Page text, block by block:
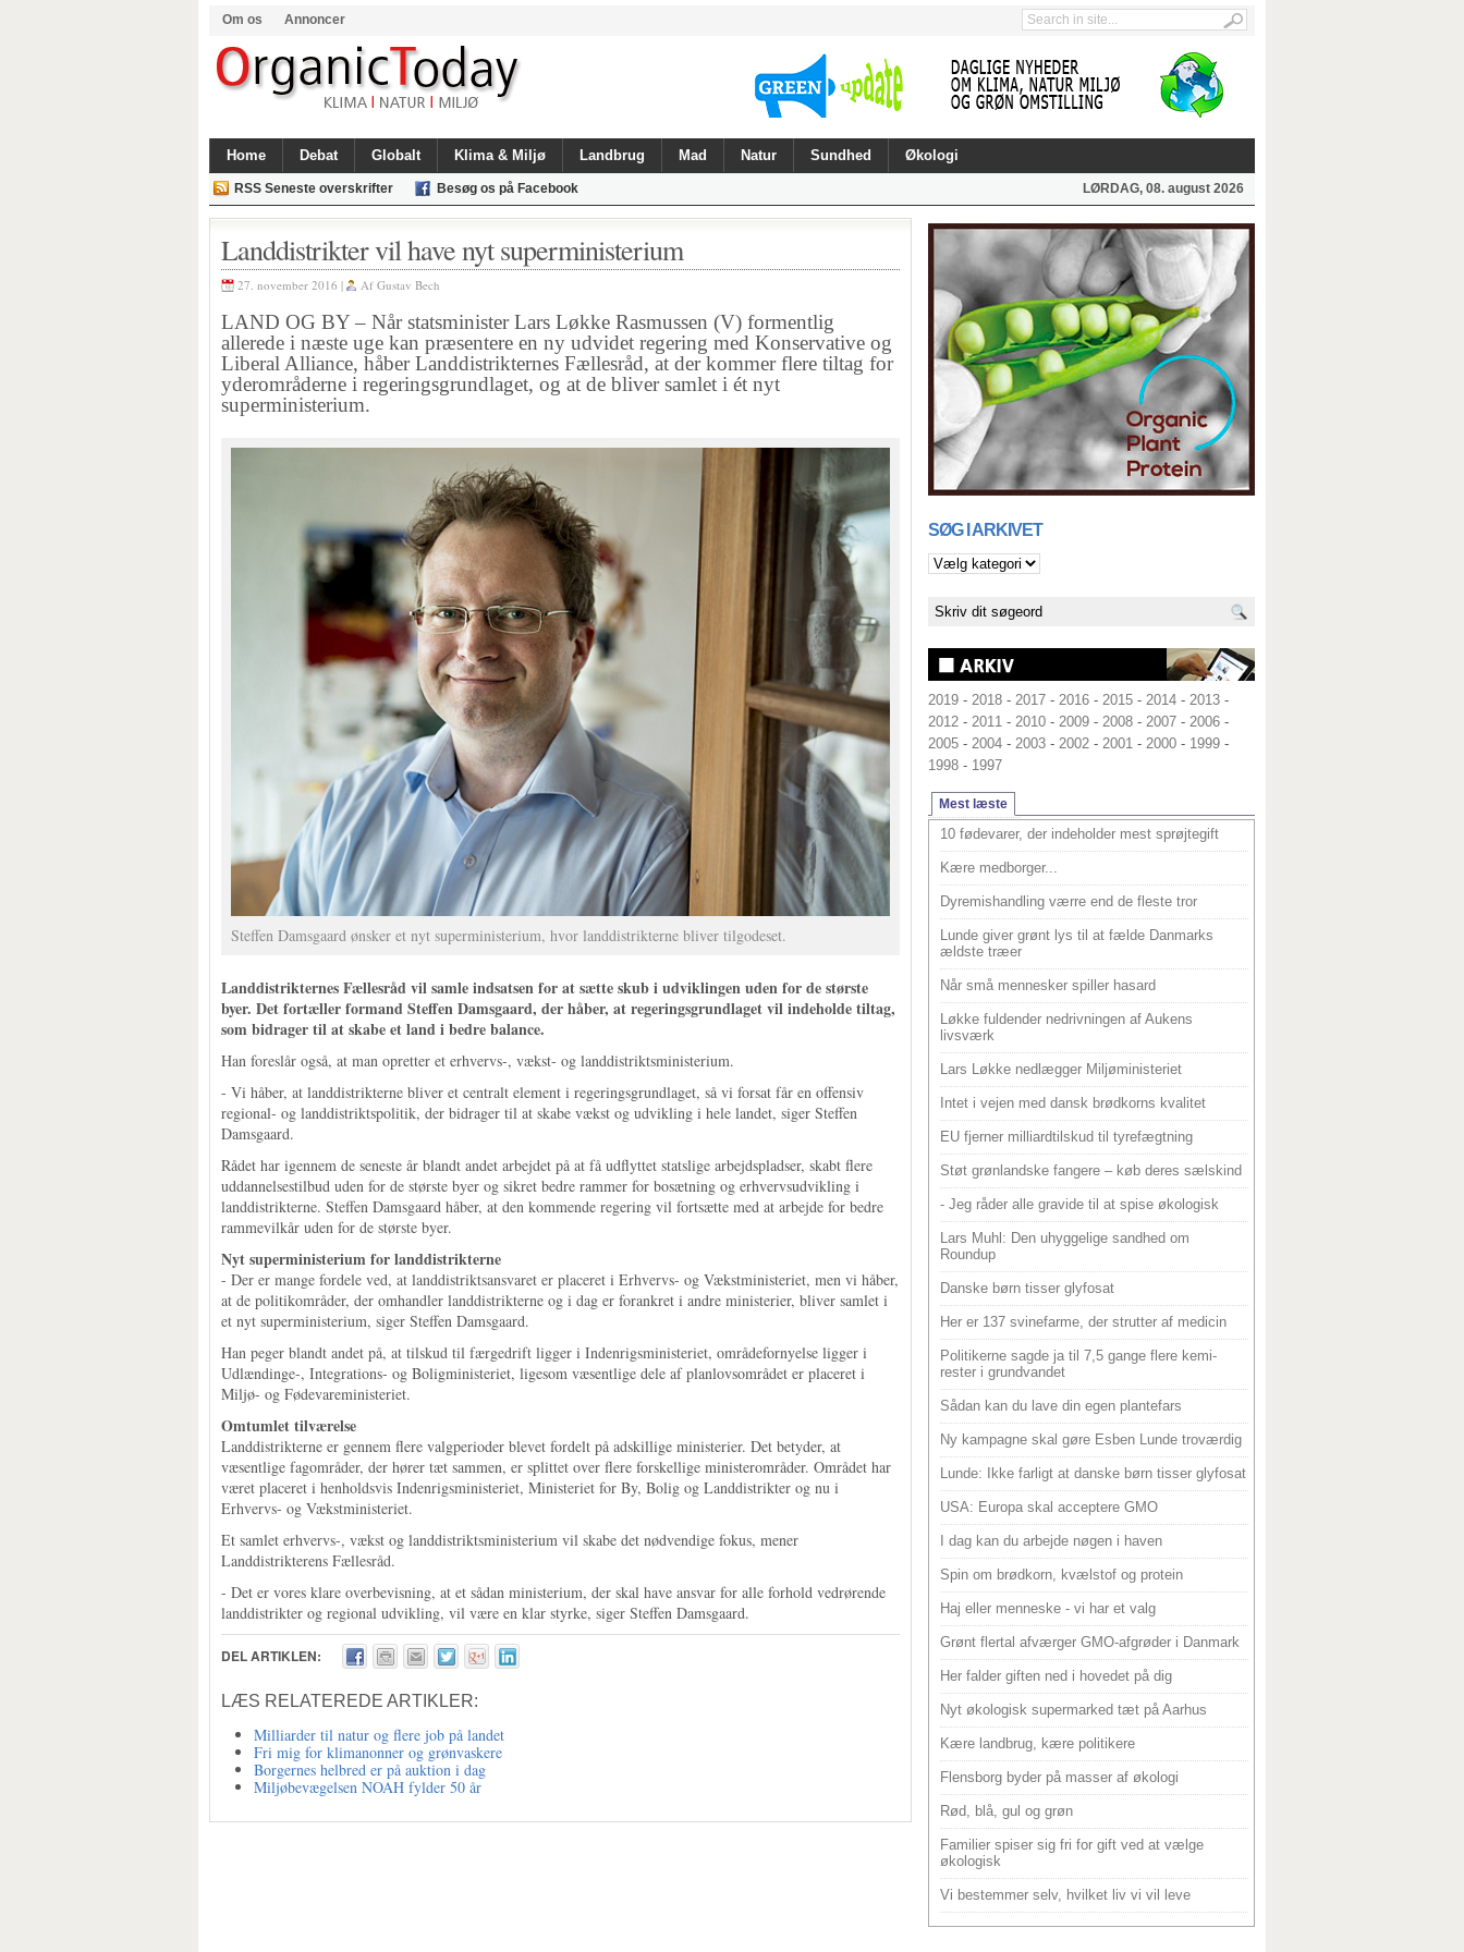
Om os Annoncer
Home Debat Globalt Klima & Miljø Landbrug Mad Natur Sundhed Økologi
RSS Seneste overskrifter Besøg os på Facebook LØRDAG, 08. august 2026
Landdistrikter vil have nyt superministerium
27. november 2016 | Af Gustav Bech
LAND OG BY – Når statsminister Lars Løkke Rasmussen (V) formentlig
allerede i næste uge kan præsentere en ny udvidet regering med Konservative og
Liberal Alliance, håber Landdistrikternes Fællesråd, at der kommer flere tiltag for
yderområderne i regeringsgrundlaget, og at de bliver samlet i ét nyt
superministerium.
Steffen Damsgaard ønsker et nyt superministerium, hvor landdistrikterne bliver tilgodeset.
Landdistrikternes Fællesråd vil samle indsatsen for at sætte skub i udviklingen uden for de største
byer. Det fortæller formand Steffen Damsgaard, der håber, at regeringsgrundlaget vil indeholde tiltag,
som bidrager til at skabe et land i bedre balance.
Han foreslår også, at man opretter et erhvervs-, vækst- og landdistriktsministerium.
- Vi håber, at landdistrikterne bliver et centralt element i regeringsgrundlaget, så vi forsat får en offensiv
regional- og landdistriktspolitik, der bidrager til at skabe vækst og udvikling i hele landet, siger Steffen
Damsgaard.
Rådet har igennem de seneste år blandt andet arbejdet på at få udflyttet statslige arbejdspladser, skabt flere
uddannelsestilbud uden for de største byer og sikret bedre rammer for bosætning og erhvervsudvikling i
landdistrikterne. Steffen Damsgaard håber, at den kommende regering vil fortsætte med at arbejde for bedre
rammevilkår uden for de største byer.
Nyt superministerium for landdistrikterne
- Der er mange fordele ved, at landdistriktsansvaret er placeret i Erhvervs- og Vækstministeriet, men vi håber,
at de politikområder, der omhandler landdistrikterne og i dag er forankret i andre ministerier, bliver samlet i
et nyt superministerium, siger Steffen Damsgaard.
Han peger blandt andet på, at tilskud til færgedrift ligger i Indenrigsministeriet, områdefornyelse ligger i
Udlændinge-, Integrations- og Boligministeriet, ligesom væsentlige dele af planlovsområdet er placeret i
Miljø- og Fødevareministeriet.
Omtumlet tilværelse
Landdistrikterne er gennem flere valgperioder blevet fordelt på adskillige ministerier. Det betyder, at
væsentlige fagområder, der hører tæt sammen, er splittet over flere forskellige ministerområder. Området har
været placeret i henholdsvis Indenrigsministeriet, Ministeriet for By, Bolig og Landdistrikter og nu i
Erhvervs- og Vækstministeriet.
Et samlet erhvervs-, vækst og landdistriktsministerium vil skabe det nødvendige fokus, mener
Landdistrikterens Fællesråd.
- Det er vores klare overbevisning, at et sådan ministerium, der skal have ansvar for alle forhold vedrørende
landdistrikter og regional udvikling, vil være en klar styrke, siger Steffen Damsgaard.
DEL ARTIKLEN:
LÆS RELATEREDE ARTIKLER:
Milliarder til natur og flere job på landet
Fri mig for klimanonner og grønvaskere
Borgernes helbred er på auktion i dag
Miljøbevægelsen NOAH fylder 50 år
SØG I ARKIVET
2019 - 2018 - 2017 - 2016 - 2015 - 2014 - 2013 -
2012 - 2011 - 2010 - 2009 - 2008 - 2007 - 2006 -
2005 - 2004 - 2003 - 2002 - 2001 - 2000 - 1999 -
1998 - 1997
Mest læste
10 fødevarer, der indeholder mest sprøjtegift
Kære medborger...
Dyremishandling værre end de fleste tror
Lunde giver grønt lys til at fælde Danmarks
ældste træer
Når små mennesker spiller hasard
Løkke fuldender nedrivningen af Aukens
livsværk
Lars Løkke nedlægger Miljøministeriet
Intet i vejen med dansk brødkorns kvalitet
EU fjerner milliardtilskud til tyrefægtning
Støt grønlandske fangere – køb deres sælskind
- Jeg råder alle gravide til at spise økologisk
Lars Muhl: Den uhyggelige sandhed om
Roundup
Danske børn tisser glyfosat
Her er 137 svinefarme, der strutter af medicin
Politikerne sagde ja til 7,5 gange flere kemi-
rester i grundvandet
Sådan kan du lave din egen plantefars
Ny kampagne skal gøre Esben Lunde troværdig
Lunde: Ikke farligt at danske børn tisser glyfosat
USA: Europa skal acceptere GMO
I dag kan du arbejde nøgen i haven
Spin om brødkorn, kvælstof og protein
Haj eller menneske - vi har et valg
Grønt flertal afværger GMO-afgrøder i Danmark
Her falder giften ned i hovedet på dig
Nyt økologisk supermarked tæt på Aarhus
Kære landbrug, kære politikere
Flensborg byder på masser af økologi
Rød, blå, gul og grøn
Familier spiser sig fri for gift ved at vælge
økologisk
Vi bestemmer selv, hvilket liv vi vil leve